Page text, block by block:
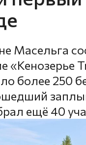
Масельга
«Кенозерье
более 250
ещё 40